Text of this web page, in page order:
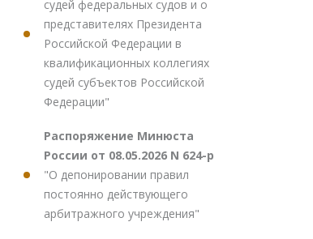
судей федеральных судов и о
представителях Президента
Российской Федерации в
квалификационных коллегиях
судей субъектов Российской
Федерации"
Распоряжение Минюста
России от 08.05.2026 N 624-р
"О депонировании правил
постоянно действующего
арбитражного учреждения"